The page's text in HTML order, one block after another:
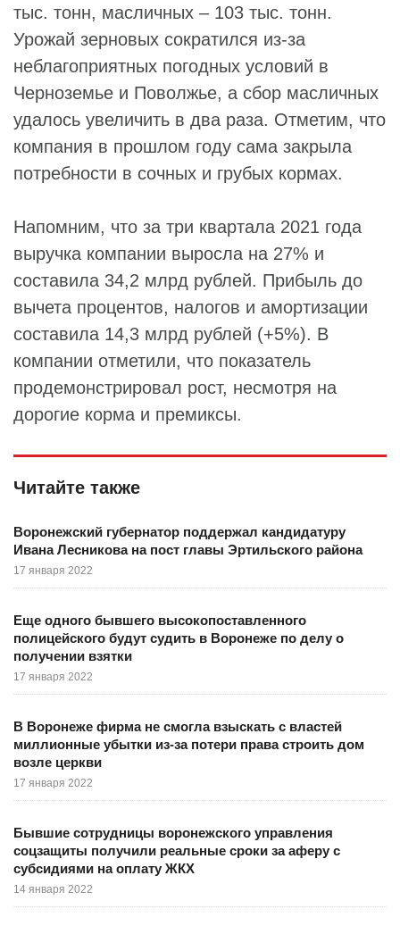
тыс. тонн, масличных – 103 тыс. тонн.
Урожай зерновых сократился из-за
неблагоприятных погодных условий в
Черноземье и Поволжье, а сбор масличных
удалось увеличить в два раза. Отметим, что
компания в прошлом году сама закрыла
потребности в сочных и грубых кормах.
Напомним, что за три квартала 2021 года
выручка компании выросла на 27% и
составила 34,2 млрд рублей. Прибыль до
вычета процентов, налогов и амортизации
составила 14,3 млрд рублей (+5%). В
компании отметили, что показатель
продемонстрировал рост, несмотря на
дорогие корма и премиксы.
Читайте также
Воронежский губернатор поддержал кандидатуру
Ивана Лесникова на пост главы Эртильского района
17 января 2022
Еще одного бывшего высокопоставленного
полицейского будут судить в Воронеже по делу о
получении взятки
17 января 2022
В Воронеже фирма не смогла взыскать с властей
миллионные убытки из-за потери права строить дом
возле церкви
17 января 2022
Бывшие сотрудницы воронежского управления
соцзащиты получили реальные сроки за аферу с
субсидиями на оплату ЖКХ
14 января 2022